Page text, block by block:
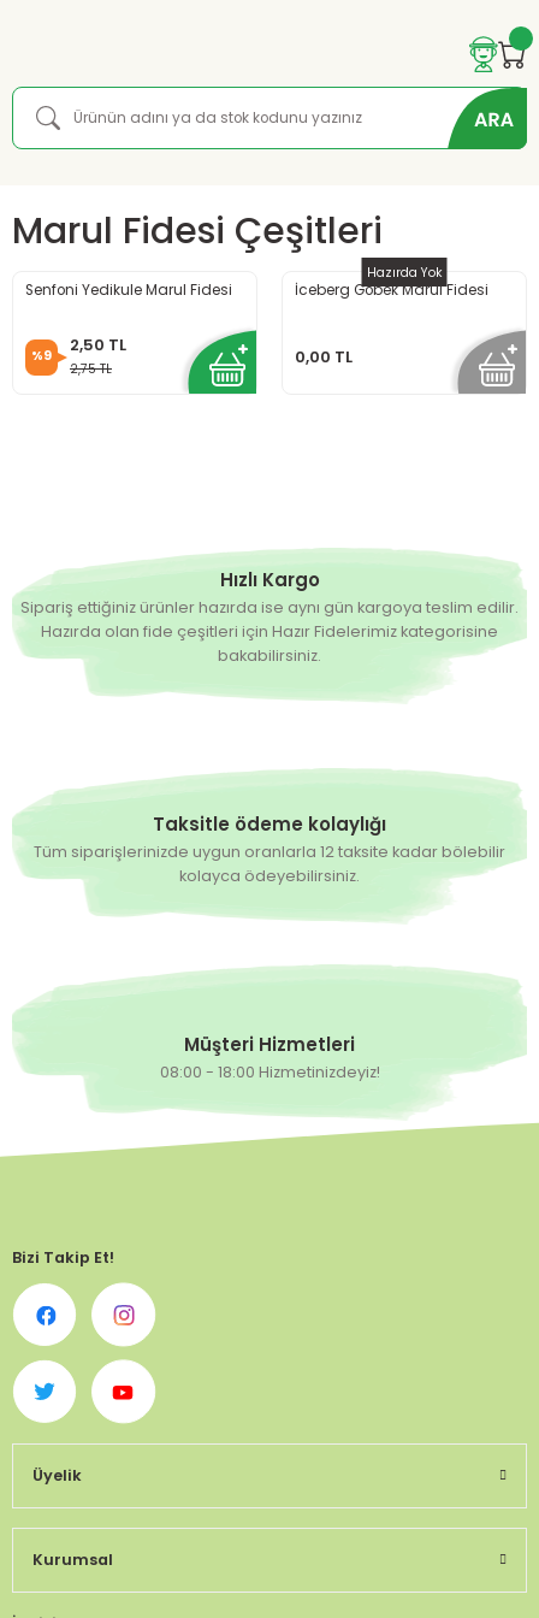
Marul Fidesi Çeşitleri
Senfoni Yedikule Marul Fidesi
%9
2,50 TL
2,75 TL
Hazırda Yok
İceberg Göbek Marul Fidesi
0,00 TL
Hızlı Kargo
Sipariş ettiğiniz ürünler hazırda ise aynı gün kargoya teslim edilir.
Hazırda olan fide çeşitleri için Hazır Fidelerimiz kategorisine
bakabilirsiniz.
Taksitle ödeme kolaylığı
Tüm siparişlerinizde uygun oranlarla 12 taksite kadar bölebilir
kolayca ödeyebilirsiniz.
Müşteri Hizmetleri
08:00 - 18:00 Hizmetinizdeyiz!
Bizi Takip Et!
Üyelik
Kurumsal